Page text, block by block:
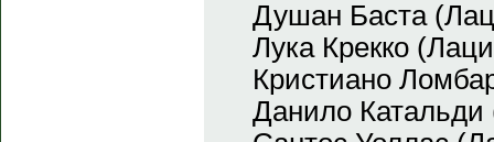
Душан Баста
Лука Крекко
Кристиано
Данило